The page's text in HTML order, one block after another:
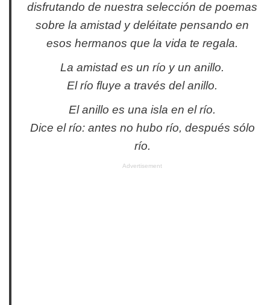
disfrutando de nuestra selección de poemas
sobre la amistad y deléitate pensando en
esos hermanos que la vida te regala.
La amistad es un río y un anillo.
El río fluye a través del anillo.
El anillo es una isla en el río.
Dice el río: antes no hubo río, después sólo
río.
Advertisement